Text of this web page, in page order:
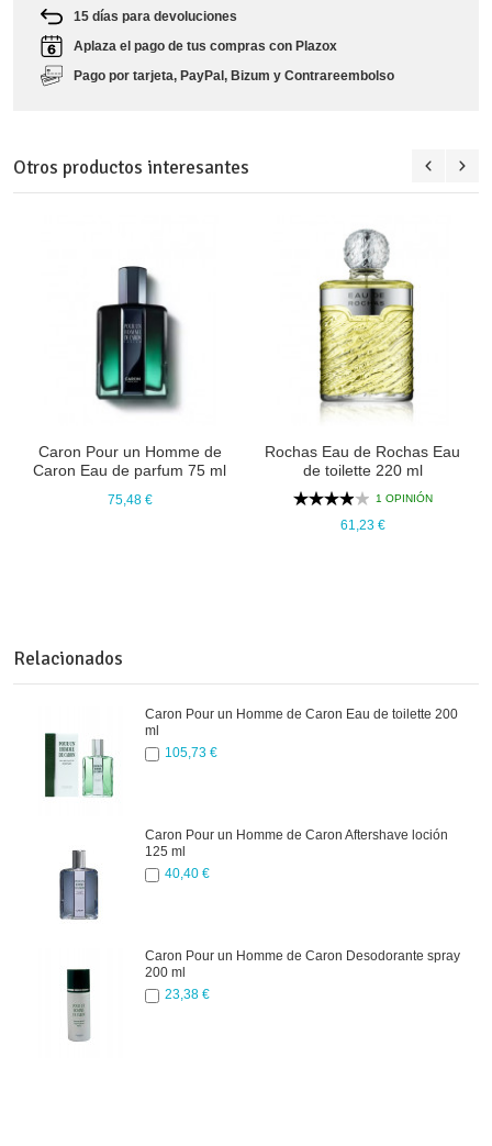
15 días para devoluciones
Aplaza el pago de tus compras con Plazox
Pago por tarjeta, PayPal, Bizum y Contrareembolso
Relacionados
Caron Pour un Homme de Caron Eau de toilette 200
ml
105,73 €
Caron Pour un Homme de Caron Aftershave loción
125 ml
40,40 €
Caron Pour un Homme de Caron Desodorante spray
200 ml
23,38 €
Otros productos interesantes
Caron Pour un Homme de
Caron Eau de parfum 75 ml
75,48 €
Rochas Eau de Rochas Eau
de toilette 220 ml
1 OPINIÓN
61,23 €